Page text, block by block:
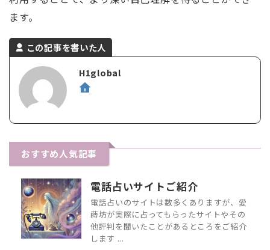
ます。
この記事を書いた人
H1global
おすすめ人気記事
電話占いサイトご紹介
電話占いのサイトは数多くありますが、愛
蒔坊が実際に占ってもらったサイトやその
他評判を聞いたことがあるところをご紹介
します ...